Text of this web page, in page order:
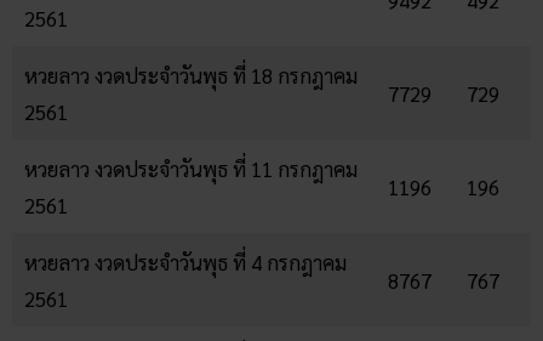
2561
หวยลาว งวดประจำวันพุธ ที่ 18 กรกฎาคม
2561
7729 729
หวยลาว งวดประจำวันพุธ ที่ 11 กรกฎาคม
2561
1196 196
หวยลาว งวดประจำวันพุธ ที่ 4 กรกฎาคม
2561
8767 767